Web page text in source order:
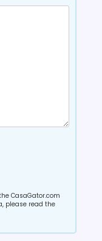
CasaGator.com
please read the